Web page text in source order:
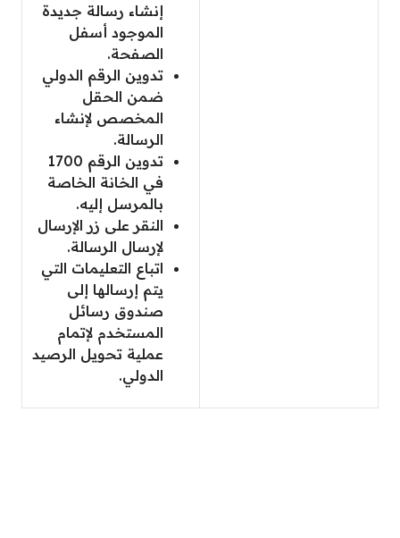
إنشاء رسالة جديدة
الموجود أسفل
الصفحة.
تدوين الرقم الدولي
ضمن الحقل
المخصص لإنشاء
الرسالة.
تدوين الرقم 1700
في الخانة الخاصة
بالمرسل إليه.
النقر على زر الإرسال
لإرسال الرسالة.
اتباع التعليمات التي
يتم إرسالها إلى
صندوق رسائل
المستخدم لإتمام
عملية تحويل الرصيد
الدولي.